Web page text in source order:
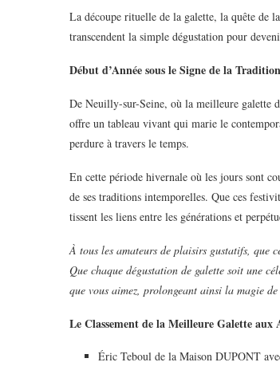
La découpe rituelle de la galette, la quête de
transcendent la simple dégustation pour
Début d’Année sous le Signe de la
De Neuilly-sur-Seine, où la meilleure galette
offre un tableau vivant qui marie le
perdure à travers le temps.
En cette période hivernale où les jours sont
de ses traditions intemporelles. Que ces
tissent les liens entre les générations et
À tous les amateurs de plaisirs gustatifs, que
Que chaque dégustation de galette soit une
que vous aimez, prolongeant ainsi la magie
Le Classement de la Meilleure Galette
Éric Teboul de la Maison DUPONT